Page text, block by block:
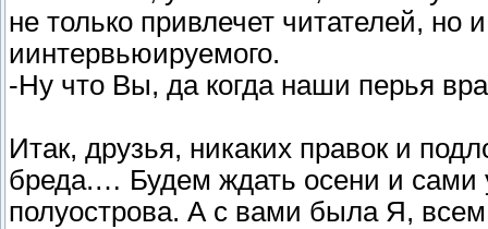
не только привлечет читателей,
иинтервьюируемого.
-Ну что Вы, да когда наши перья
Итак, друзья, никаких правок и
бреда.… Будем ждать осени и сами
полуострова. А с вами была Я,